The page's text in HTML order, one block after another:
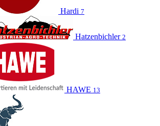
Hardi 7
Hatzenbichler 2
HAWE 13